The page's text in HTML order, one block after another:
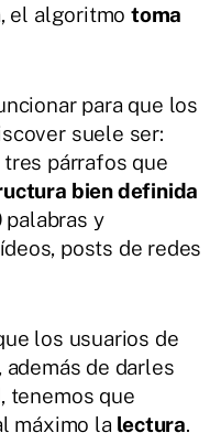
el algoritmotoma
para que los
suele ser:
párrafos que
bien definida
palabras y
posts de redes
los usuarios de
además de darles
, tenemos que
máximo la lectura.